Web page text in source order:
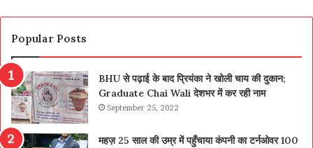
Popular Posts
BHU से पढ़ाई के बाद प्रियंका ने खोली चाय की दुकान;
Graduate Chai Wali देशभर में कर रही नाम
September 25, 2022
महज़ 25 साल की उम्र में पहुँचाया कंपनी का टर्नओवर 100